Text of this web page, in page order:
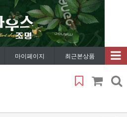
마이페이지 최근본상품